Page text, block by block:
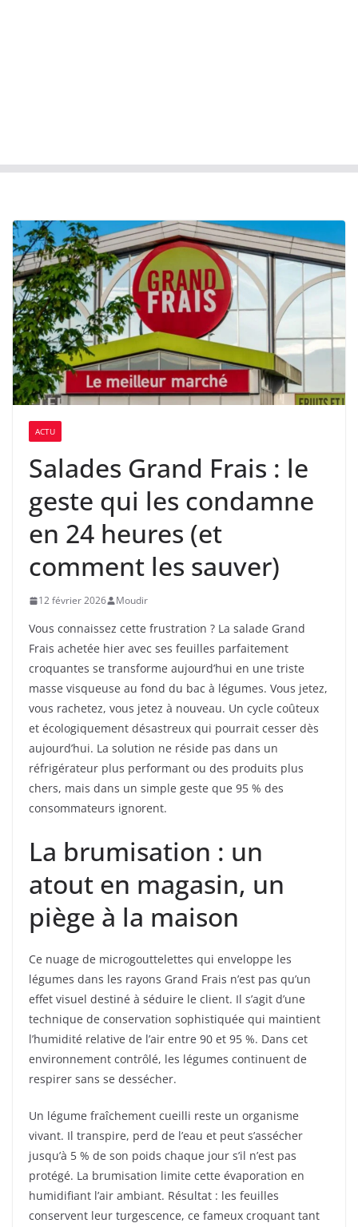
ACTU
Salades Grand Frais : le
geste qui les condamne
en 24 heures (et
comment les sauver)
12 février 2026 Moudir
Vous connaissez cette frustration ? La salade Grand
Frais achetée hier avec ses feuilles parfaitement
croquantes se transforme aujourd’hui en une triste
masse visqueuse au fond du bac à légumes. Vous jetez,
vous rachetez, vous jetez à nouveau. Un cycle coûteux
et écologiquement désastreux qui pourrait cesser dès
aujourd’hui. La solution ne réside pas dans un
réfrigérateur plus performant ou des produits plus
chers, mais dans un simple geste que 95 % des
consommateurs ignorent.
La brumisation : un
atout en magasin, un
piège à la maison
Ce nuage de microgouttelettes qui enveloppe les
légumes dans les rayons Grand Frais n’est pas qu’un
effet visuel destiné à séduire le client. Il s’agit d’une
technique de conservation sophistiquée qui maintient
l’humidité relative de l’air entre 90 et 95 %. Dans cet
environnement contrôlé, les légumes continuent de
respirer sans se dessécher.
Un légume fraîchement cueilli reste un organisme
vivant. Il transpire, perd de l’eau et peut s’assécher
jusqu’à 5 % de son poids chaque jour s’il n’est pas
protégé. La brumisation limite cette évaporation en
humidifiant l’air ambiant. Résultat : les feuilles
conservent leur turgescence, ce fameux croquant tant